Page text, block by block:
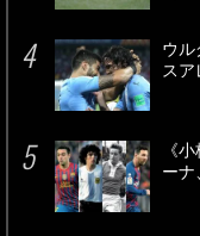
ウル
スア
《
ー